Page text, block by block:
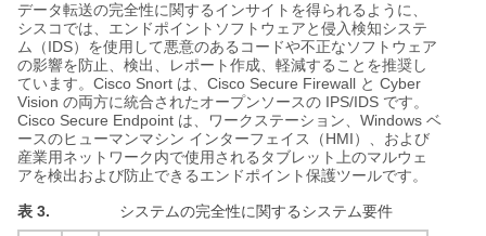
データ転送の完全性に関するインサイトを得られるように、
シスコでは、エンドポイントソフトウェアと侵入検知システ
ム（ IDS）を使用して悪意のあるコードや不正なソフトウェア
の影響を防止、検出、レポート作成、軽減することを推奨し
ています。 Cisco Snort は、 Cisco Secure Firewall と Cyber
Vision の両方に統合されたオープンソースの IPS/IDS です。
Cisco Secure Endpoint は、ワークステーション、 Windows ベ
ースのヒューマンマシン インターフェイス（ HMI ）、および
産業用ネットワーク内で使用されるタブレット上のマルウェ
アを検出および防止できるエンドポイント保護ツールです。
表 3. システムの完全性に関するシステム要件